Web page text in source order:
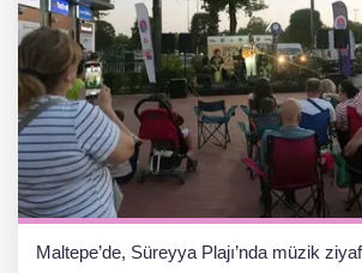
Maltepe’de, Süreyya Plajı’nda müzik